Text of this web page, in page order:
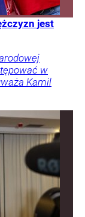
jest
w
Kamil